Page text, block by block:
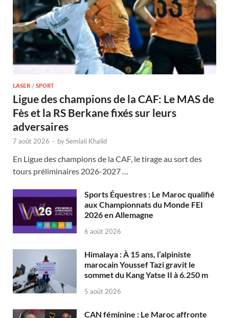
LASER / SPORT
Ligue des champions de la CAF: Le MAS de
Fès et la RS Berkane fixés sur leurs
adversaires
7 août 2026 - bySemlali Khalid
En Ligue des champions de la CAF, le tirage au sort des
tours préliminaires 2026-2027 …
Sports Équestres : Le Maroc qualifié
aux Championnats du Monde FEI
2026 en Allemagne
6 août 2026
Himalaya : À 15 ans, l’alpiniste
marocain Youssef Tazi gravit le
sommet du Kang Yatse II à 6.250 m
5 août 2026
CAN féminine : Le Maroc affronte